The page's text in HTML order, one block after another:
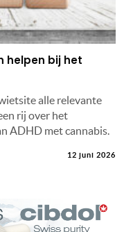
helpen bij het
alle relevante
rij over het
ADHD met cannabis.
12 juni 2026